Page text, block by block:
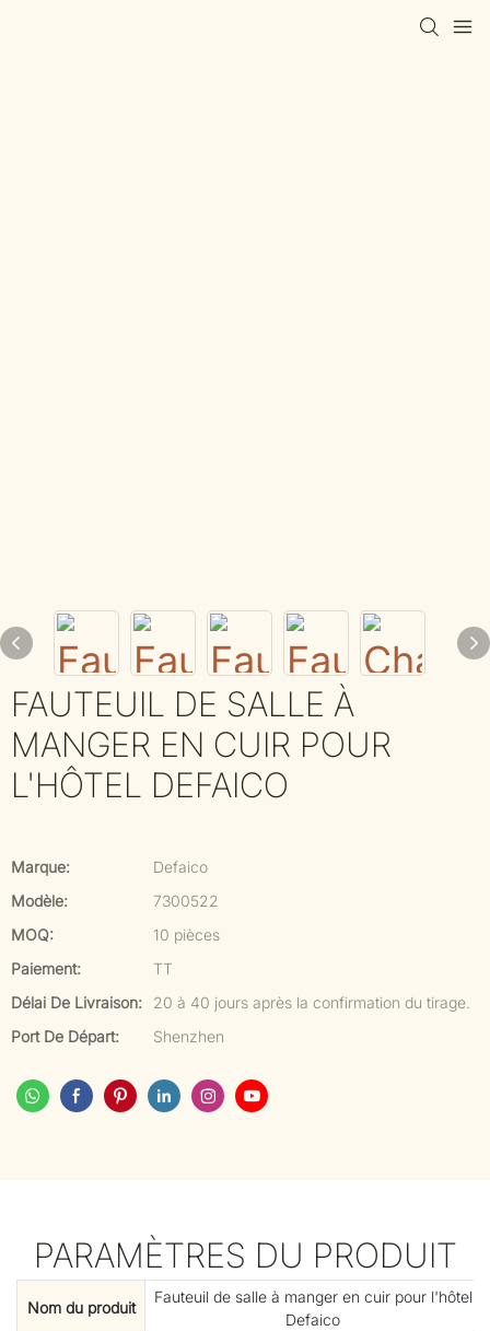
FAUTEUIL DE SALLE À
MANGER EN CUIR POUR
L'HÔTEL DEFAICO
Marque:
Defaico
Modèle:
7300522
MOQ:
10 pièces
Paiement:
TT
Délai De Livraison:
20 à 40 jours après la confirmation du tirage.
Port De Départ:
Shenzhen
PARAMÈTRES DU PRODUIT
Nom du produit
Fauteuil de salle à manger en cuir pour l'hôtel
Defaico